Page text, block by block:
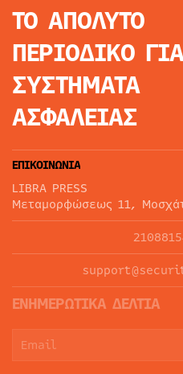
ΤΟ ΑΠΟΛΥΤΟ
ΠΕΡΙΟΔΙΚΟ
ΣΥΣΤΗΜΑΤΑ
ΑΣΦΑΛΕΙΑΣ
ΕΠΙΚΟΙΝΩΝΙΑ
LIBRA PRESS
Μεταμορφώσεως 11,
ΕΝΗΜΕΡΩΤΙΚΑ ΔΕΛΤΙΑ